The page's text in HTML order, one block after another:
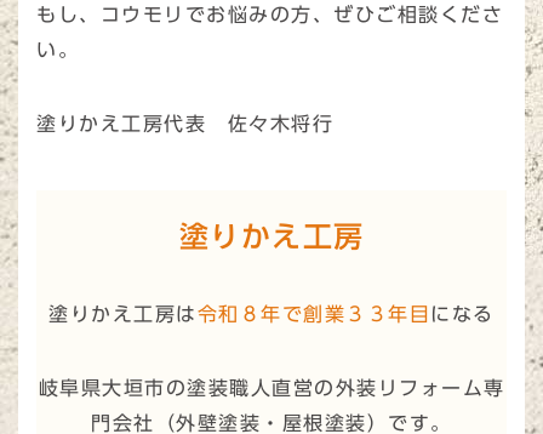
もし、コウモリでお悩みの方、ぜひご相談くださ
い。
塗りかえ工房代表 佐々木将行
塗りかえ工房
塗りかえ工房は令和８年で創業３３年目 になる
岐阜県大垣市の塗装職人直営の外装リフォーム専
門会社（外壁塗装・屋根塗装）です。